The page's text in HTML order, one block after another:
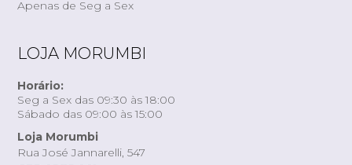
Apenas de Seg a Sex
LOJA MORUMBI
Horário:
Seg a Sex das 09:30 às 18:00
Sábado das 09:00 às 15:00
Loja Morumbi
Rua José Jannarelli, 547